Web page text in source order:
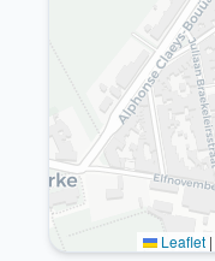
Leaflet |